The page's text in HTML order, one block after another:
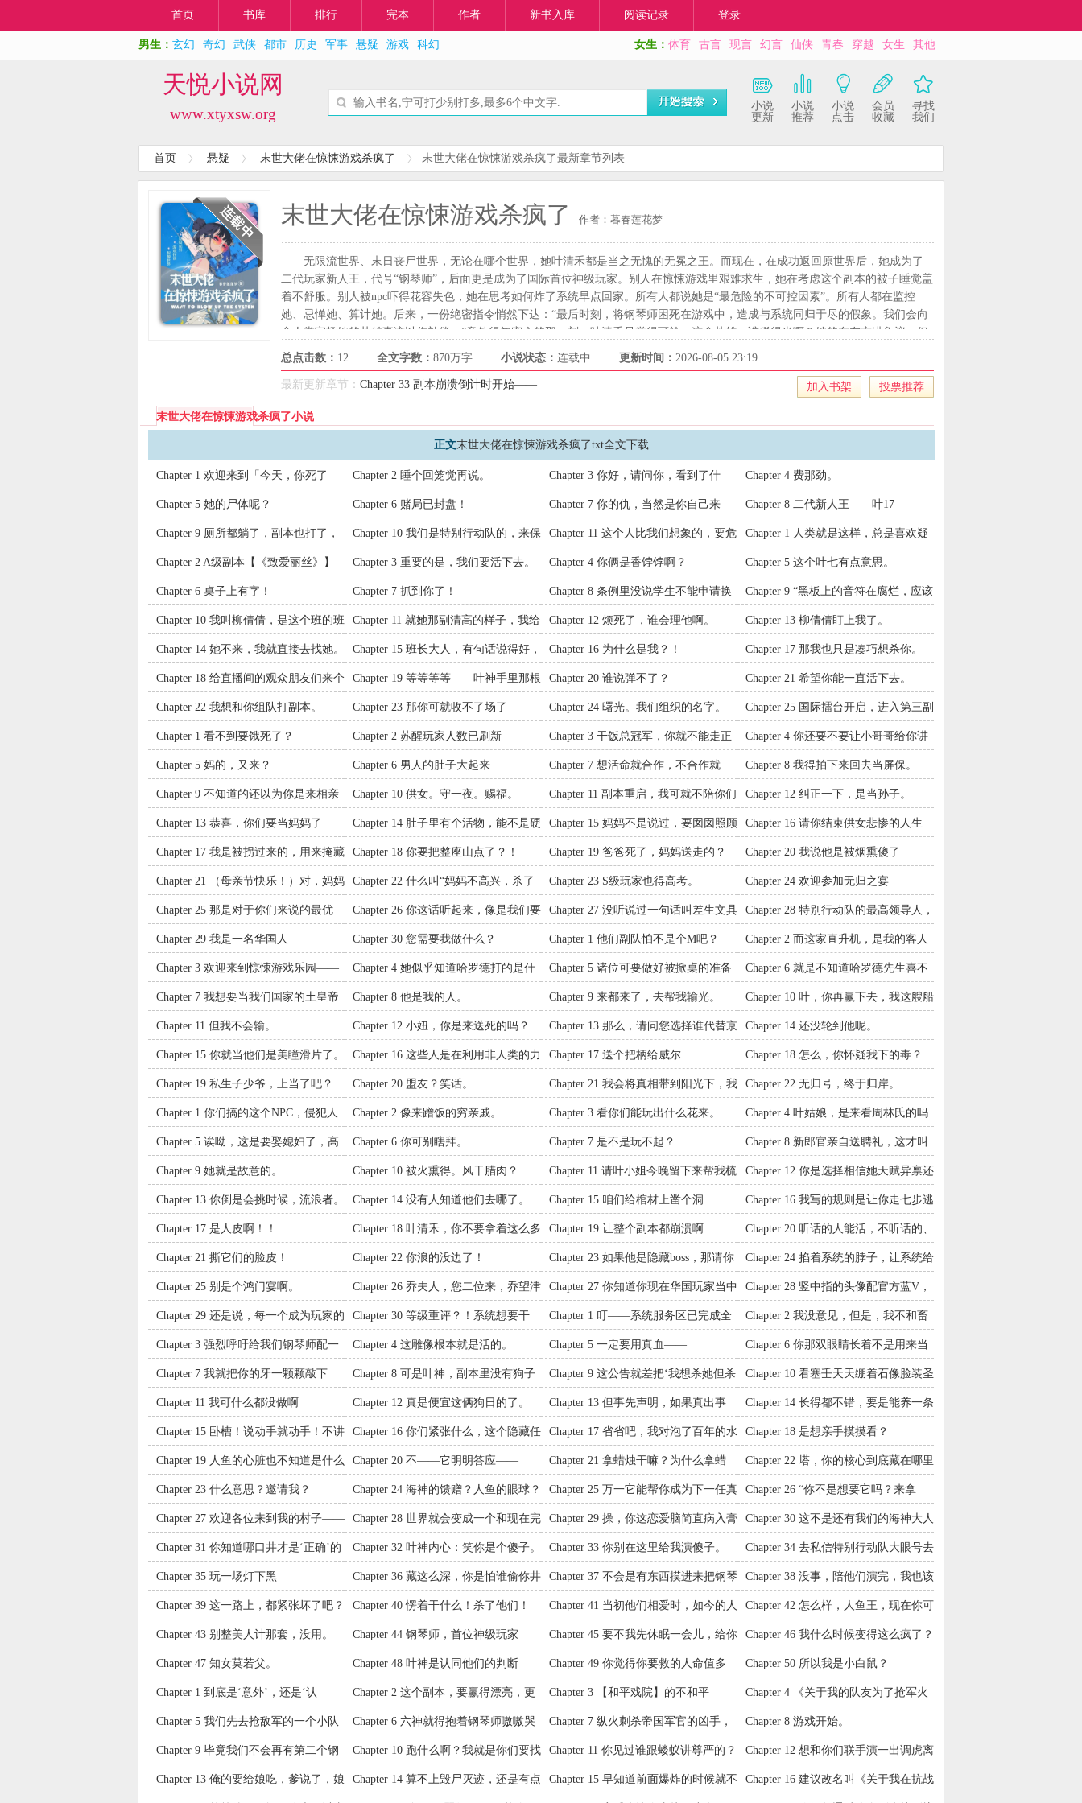
首页 书库 排行 完本 作者 新书入库 阅读记录 登录
男生： 玄幻 奇幻 武侠 都市 历史 军事 悬疑 游戏 科幻 女生： 体育 古言 现言 幻言 仙侠 青春 穿越 女生 其他
天悦小说网
www.xtyxsw.org
小说
更新
小说
推荐
小说
点击
会员
收藏
寻找
我们
首页 悬疑 末世大佬在惊悚游戏杀疯了 末世大佬在惊悚游戏杀疯了最新章节列表
末世大佬在惊悚游戏杀疯了 作者：暮春莲花梦
无限流世界、末日丧尸世界，无论在哪个世界，她叶清禾都是当之无愧的无冕之王。而现在，在成功返回原世界后，她成为了
二代玩家新人王，代号“钢琴师”，后面更是成为了国际首位神级玩家。别人在惊悚游戏里艰难求生，她在考虑这个副本的被子睡觉盖
着不舒服。别人被npc吓得花容失色，她在思考如何炸了系统早点回家。所有人都说她是“最危险的不可控因素”。所有人都在监控
她、忌惮她、算计她。后来，一份绝密指令悄然下达：“最后时刻，将钢琴师困死在游戏中，造成与系统同归于尽的假象。我们会向
全人类宣扬她的英雄事迹以作补偿。”意外得知密令的那一刻，叶清禾只觉得可笑。这个英雄，谁稀得当啊？她的存在充满争议，但
却有一个人一直站在她的身边。京叙安，曾经的实力派演员，现在的惊悚游戏玩家，更是唯一看透她的人。不经意间的擦肩而过、
惊心动魄的初遇、一次次全然交付的携手对抗，将两人的命运彻底交织在一起。再后来，她遭遇联合围杀，失去了所有记忆。醒来
后，叶清禾记忆混乱，只记得末日世界的事情，甚至险些失手杀了京叙安。他站在她床前，眼眶泛红，却笑着说：“我记得你就够
Tags：
末世大佬在惊悚游戏杀疯了最新章节、末世大佬在惊悚游戏杀疯了txt全文下载
总点击数： 12 全文字数： 870万字 小说状态： 连载中 更新时间： 2026-08-05 23:19
加入书架 投票推荐
最新更新章节： Chapter 33 副本崩溃倒计时开始——
末世大佬在惊悚游戏杀疯了小说
正文末世大佬在惊悚游戏杀疯了txt全文下载
Chapter 1 欢迎来到「今天，你死了
吗？」游戏世界
Chapter 2 睡个回笼觉再说。
Chapter 3 你好，请问你，看到了什
么？
Chapter 4 费那劲。
Chapter 5 她的尸体呢？ Chapter 6 赌局已封盘！
Chapter 7 你的仇，当然是你自己来
报。
Chapter 8 二代新人王——叶17
Chapter 9 厕所都躺了，副本也打了，
这轰炸大鱿鱼她必须得吃上！
Chapter 10 我们是特别行动队的，来保
护你。
Chapter 11 这个人比我们想象的，要危
险得多
Chapter 1 人类就是这样，总是喜欢疑
神疑鬼。
Chapter 2 A级副本【《致爱丽丝》】 Chapter 3 重要的是，我们要活下去。 Chapter 4 你俩是香饽饽啊？ Chapter 5 这个叶七有点意思。
Chapter 6 桌子上有字！ Chapter 7 抓到你了！
Chapter 8 条例里没说学生不能申请换
位置。
Chapter 9 “黑板上的音符在腐烂，应该
有多少根头发？”
Chapter 10 我叫柳倩倩，是这个班的班
长。
Chapter 11 就她那副清高的样子，我给
你说，全都是装出来的。
Chapter 12 烦死了，谁会理他啊。 Chapter 13 柳倩倩盯上我了。
Chapter 14 她不来，我就直接去找她。
Chapter 15 班长大人，有句话说得好，
请神容易送神难啊．
Chapter 16 为什么是我？！ Chapter 17 那我也只是凑巧想杀你。
Chapter 18 给直播间的观众朋友们来个
篝火表演
Chapter 19 等等等等——叶神手里那根
拖把是啥时候拿的？
Chapter 20 谁说弹不了？ Chapter 21 希望你能一直活下去。
Chapter 22 我想和你组队打副本。 Chapter 23 那你可就收不了场了—— Chapter 24 曙光。我们组织的名字。
Chapter 25 国际擂台开启，进入第三副
本
Chapter 1 看不到要饿死了？ Chapter 2 苏醒玩家人数已刷新
Chapter 3 干饭总冠军，你就不能走正
门？
Chapter 4 你还要不要让小哥哥给你讲
故事呢？
Chapter 5 妈的，又来？ Chapter 6 男人的肚子大起来
Chapter 7 想活命就合作，不合作就
死。
Chapter 8 我得拍下来回去当屏保。
Chapter 9 不知道的还以为你是来相亲
的。
Chapter 10 供女。守一夜。赐福。
Chapter 11 副本重启，我可就不陪你们
玩儿了
Chapter 12 纠正一下，是当孙子。
Chapter 13 恭喜，你们要当妈妈了
Chapter 14 肚子里有个活物，能不是硬
的吗？
Chapter 15 妈妈不是说过，要囡囡照顾
好弟弟吗？
Chapter 16 请你结束供女悲惨的人生
Chapter 17 我是被拐过来的，用来掩藏
你死去这件事的工具。
Chapter 18 你要把整座山点了？！ Chapter 19 爸爸死了，妈妈送走的？ Chapter 20 我说他是被烟熏傻了
Chapter 21 （母亲节快乐！）对，妈妈
在这里。
Chapter 22 什么叫“妈妈不高兴，杀了
奶奶就高兴了”？
Chapter 23 S级玩家也得高考。 Chapter 24 欢迎参加无归之宴
Chapter 25 那是对于你们来说的最优
解，不是对于我来说的。
Chapter 26 你这话听起来，像是我们要
监视你一样。
Chapter 27 没听说过一句话叫差生文具
多？
Chapter 28 特别行动队的最高领导人，
也是你日后的直属领导。
Chapter 29 我是一名华国人 Chapter 30 您需要我做什么？ Chapter 1 他们副队怕不是个M吧？
Chapter 2 而这家直升机，是我的客人
——
Chapter 3 欢迎来到惊悚游戏乐园——
Chapter 4 她似乎知道哈罗德打的是什
么主意了。
Chapter 5 诸位可要做好被掀桌的准备
Chapter 6 就是不知道哈罗德先生喜不
喜欢我送上的谢礼？
Chapter 7 我想要当我们国家的土皇帝 Chapter 8 他是我的人。 Chapter 9 来都来了，去帮我输光。
Chapter 10 叶，你再赢下去，我这艘船
就得改名叫‘归叶号’了
Chapter 11 但我不会输。 Chapter 12 小妞，你是来送死的吗？
Chapter 13 那么，请问您选择谁代替京
叙安先生上场？
Chapter 14 还没轮到他呢。
Chapter 15 你就当他们是美瞳滑片了。
Chapter 16 这些人是在利用非人类的力
量进行跨国犯罪
Chapter 17 送个把柄给威尔 Chapter 18 怎么，你怀疑我下的毒？
Chapter 19 私生子少爷，上当了吧？ Chapter 20 盟友？笑话。
Chapter 21 我会将真相带到阳光下，我
向你承诺。
Chapter 22 无归号，终于归岸。
Chapter 1 你们搞的这个NPC，侵犯人
家肖像权了吧
Chapter 2 像来蹭饭的穷亲戚。 Chapter 3 看你们能玩出什么花来。 Chapter 4 叶姑娘，是来看周林氏的吗
Chapter 5 诶呦，这是要娶媳妇了，高
兴得想诈尸啊？
Chapter 6 你可别瞎拜。 Chapter 7 是不是玩不起？
Chapter 8 新郎官亲自送聘礼，这才叫
郑重嘛。
Chapter 9 她就是故意的。 Chapter 10 被火熏得。风干腊肉？
Chapter 11 请叶小姐今晚留下来帮我梳
头
Chapter 12 你是选择相信她天赋异禀还
是怀疑她身份造假？
Chapter 13 你倒是会挑时候，流浪者。 Chapter 14 没有人知道他们去哪了。 Chapter 15 咱们给棺材上凿个洞
Chapter 16 我写的规则是让你走七步逃
命，不是让你原地反杀啊！
Chapter 17 是人皮啊！！
Chapter 18 叶清禾，你不要拿着这么多
人的性命跟你一起赌！
Chapter 19 让整个副本都崩溃啊
Chapter 20 听话的人能活，不听话的、
乱跑的，死了就死了
Chapter 21 撕它们的脸皮！ Chapter 22 你浪的没边了！
Chapter 23 如果他是隐藏boss，那请你
告诉我，她是谁？
Chapter 24 掐着系统的脖子，让系统给
我把这个异常撤销？
Chapter 25 别是个鸿门宴啊。
Chapter 26 乔夫人，您二位来，乔望津
他知道吗？
Chapter 27 你知道你现在华国玩家当中
的号召力有多高吗？
Chapter 28 竖中指的头像配官方蓝V，
这反差感
Chapter 29 还是说，每一个成为玩家的
人都有潜力成为这样的神
Chapter 30 等级重评？！系统想要干
嘛？
Chapter 1 叮——系统服务区已完成全
球同步更新！
Chapter 2 我没意见，但是，我不和畜
生合作。
Chapter 3 强烈呼吁给我们钢琴师配一
个翻译师！
Chapter 4 这雕像根本就是活的。 Chapter 5 一定要用真血——
Chapter 6 你那双眼睛长着不是用来当
装饰品的
Chapter 7 我就把你的牙一颗颗敲下
来，串成项链。
Chapter 8 可是叶神，副本里没有狗子
Chapter 9 这公告就差把‘我想杀她但杀
不掉’摆在明面上了。
Chapter 10 看塞壬天天绷着石像脸装圣
人怪累的，打个招呼。
Chapter 11 我可什么都没做啊 Chapter 12 真是便宜这俩狗日的了。
Chapter 13 但事先声明，如果真出事
了，我优先保自己。
Chapter 14 长得都不错，要是能养一条
就好了。
Chapter 15 卧槽！说动手就动手！不讲
武德！
Chapter 16 你们紧张什么，这个隐藏任
务是专门针对我的。
Chapter 17 省省吧，我对泡了百年的水
产生物没兴趣。
Chapter 18 是想亲手摸摸看？
Chapter 19 人鱼的心脏也不知道是什么
味道的。
Chapter 20 不——它明明答应——
Chapter 21 拿蜡烛干嘛？为什么拿蜡
烛？
Chapter 22 塔，你的核心到底藏在哪里
呢？
Chapter 23 什么意思？邀请我？
Chapter 24 海神的馈赠？人鱼的眼球？
哦，是人鱼卵。
Chapter 25 万一它能帮你成为下一任真
正的人鱼王呢？
Chapter 26 “你不是想要它吗？来拿
啊。”
Chapter 27 欢迎各位来到我的村子——
泣血岛。
Chapter 28 世界就会变成一个和现在完
全不同的样子。
Chapter 29 操，你这恋爱脑简直病入膏
肓了。
Chapter 30 这不是还有我们的海神大人
在呢。
Chapter 31 你知道哪口井才是‘正确’的
吗？
Chapter 32 叶神内心：笑你是个傻子。 Chapter 33 你别在这里给我演傻子。
Chapter 34 去私信特别行动队大眼号去
啊。
Chapter 35 玩一场灯下黑
Chapter 36 藏这么深，你是怕谁偷你井
盖子吗。
Chapter 37 不会是有东西摸进来把钢琴
师带走了吧？
Chapter 38 没事，陪他们演完，我也该
回去了。
Chapter 39 这一路上，都紧张坏了吧？ Chapter 40 愣着干什么！杀了他们！
Chapter 41 当初他们相爱时，如今的人
鱼王是人鱼王吗？
Chapter 42 怎么样，人鱼王，现在你可
以满足了吗？
Chapter 43 别整美人计那套，没用。 Chapter 44 钢琴师，首位神级玩家
Chapter 45 要不我先休眠一会儿，给你
们腾个地方？
Chapter 46 我什么时候变得这么疯了？
Chapter 47 知女莫若父。 Chapter 48 叶神是认同他们的判断
Chapter 49 你觉得你要救的人命值多
少？
Chapter 50 所以我是小白鼠？
Chapter 1 到底是‘意外’，还是‘认
为’的？
Chapter 2 这个副本，要赢得漂亮，更
要让他们输得惨烈。
Chapter 3 【和平戏院】的不和平
Chapter 4 《关于我的队友为了抢军火
库而决定去救人这件事》
Chapter 5 我们先去抢敌军的一个小队
吧。
Chapter 6 六神就得抱着钢琴师嗷嗷哭
了
Chapter 7 纵火刺杀帝国军官的凶手，
就藏在你们中间！
Chapter 8 游戏开始。
Chapter 9 毕竟我们不会再有第二个钢
琴师了！
Chapter 10 跑什么啊？我就是你们要找
的人。
Chapter 11 你见过谁跟蝼蚁讲尊严的？
Chapter 12 想和你们联手演一出调虎离
山，看先生意下如何？
Chapter 13 俺的要给娘吃，爹说了，娘
Chapter 14 算不上毁尸灭迹，还是有点
Chapter 15 早知道前面爆炸的时候就不
Chapter 16 建议改名叫《关于我在抗战